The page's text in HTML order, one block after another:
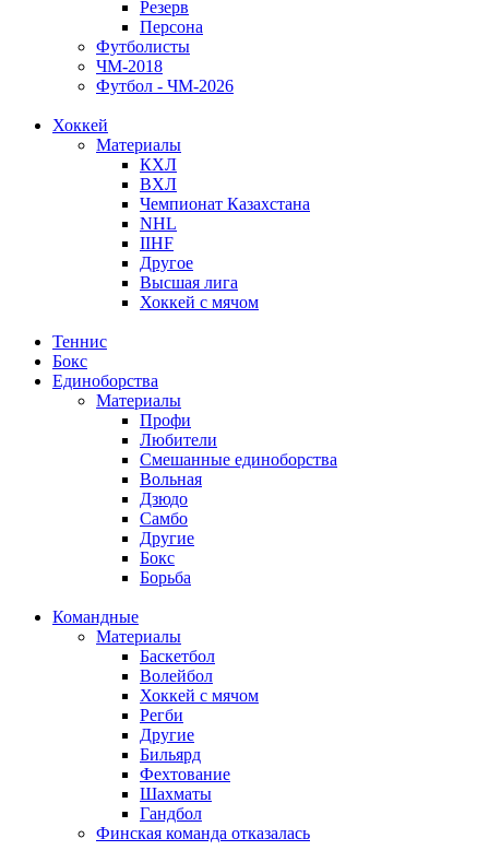
Резерв
Персона
Футболисты
ЧМ-2018
Футбол - ЧМ-2026
Хоккей
Материалы
КХЛ
ВХЛ
Чемпионат Казахстана
NHL
IIHF
Другое
Высшая лига
Хоккей с мячом
Теннис
Бокс
Единоборства
Материалы
Профи
Любители
Смешанные единоборства
Вольная
Дзюдо
Самбо
Другие
Бокс
Борьба
Командные
Материалы
Баскетбол
Волейбол
Хоккей с мячом
Регби
Другие
Бильярд
Фехтование
Шахматы
Гандбол
Финская команда отказалась